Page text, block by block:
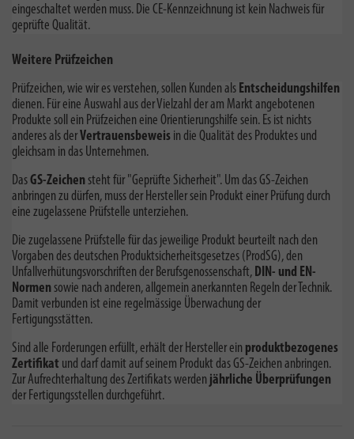
eingeschaltet werden muss. Die CE-Kennzeichnung ist kein Nachweis für
geprüfte Qualität.
Weitere Prüfzeichen
Prüfzeichen, wie wir es verstehen, sollen Kunden als Entscheidungshilfen
dienen. Für eine Auswahl aus der Vielzahl der am Markt angebotenen
Produkte soll ein Prüfzeichen eine Orientierungshilfe sein. Es ist nichts
anderes als derVertrauensbeweis in die Qualität des Produktes und
gleichsam in das Unternehmen.
DasGS-Zeichensteht für "Geprüfte Sicherheit". Um das GS-Zeichen
anbringen zu dürfen, muss der Hersteller sein Produkt einer Prüfung durch
eine zugelassene Prüfstelle unterziehen.
Die zugelassene Prüfstelle für das jeweilige Produkt beurteilt nach den
Vorgaben des deutschen Produktsicherheitsgesetzes (ProdSG), den
Unfallverhütungsvorschriften der Berufsgenossenschaft, DIN- und EN-
Normensowie nach anderen, allgemein anerkannten Regeln der Technik.
Damit verbunden ist eine regelmässige Überwachung der
Fertigungsstätten.
Sind alle Forderungen erfüllt, erhält der Hersteller ein produktbezogenes
Zertifikat und darf damit auf seinem Produkt das GS-Zeichen anbringen.
Zur Aufrechterhaltung des Zertifikats werden jährliche Überprüfungen
der Fertigungsstellen durchgeführt.